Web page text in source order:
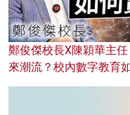
鄭俊傑校長X陳穎華主
來潮流？校內數字教育